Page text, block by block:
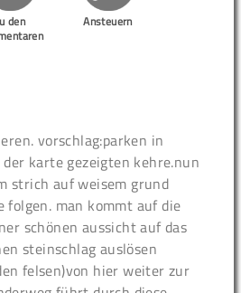
den
Ansteuern
vorschlag:parken in
karte gezeigten kehre.nun
strich auf weisem grund
folgen. man kommt auf die
schönen aussicht auf das
steinschlag auslösen
felsen)von hier weiter zur